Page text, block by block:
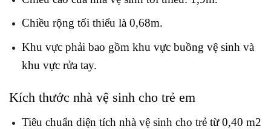
Chiều rộng tối thiểu là 0,68m.
Khu vực phải bao gồm khu vực buồng vệ sinh và
khu vực rửa tay.
Kích thước nhà vệ sinh cho trẻ em
Tiêu chuẩn diện tích nhà vệ sinh cho trẻ từ 0,40 m2